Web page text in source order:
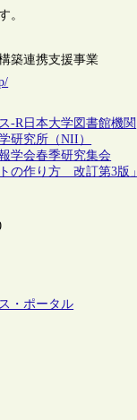
。
築連携支援事業
-R日本大学図書館機関
研究所（NII）
学会春季研究集会
の作り方 改訂第3版」
・ポータル